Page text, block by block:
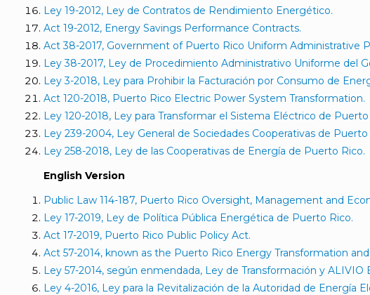
Ley 19-2012, Ley de Contratos de Rendimiento Energético.
Act 19-2012, Energy Savings Performance Contracts.
Act 38-2017, Government of Puerto Rico Uniform Administrative
Ley 38-2017, Ley de Procedimiento Administrativo Uniforme del
Ley 3-2018, Ley para Prohibir la Facturación por Consumo de
Act 120-2018, Puerto Rico Electric Power System Transformation.
Ley 120-2018, Ley para Transformar el Sistema Eléctrico de Puerto
Ley 239-2004, Ley General de Sociedades Cooperativas de
Ley 258-2018, Ley de las Cooperativas de Energía de Puerto Rico.
English Version
Public Law 114-187, Puerto Rico Oversight, Management and
Ley 17-2019, Ley de Política Pública Energética de Puerto Rico.
Act 17-2019, Puerto Rico Public Policy Act.
Act 57-2014, known as the Puerto Rico Energy Transformation
Ley 57-2014, según enmendada, Ley de Transformación y ALIVIO
Ley 4-2016, Ley para la Revitalización de la Autoridad de Energía